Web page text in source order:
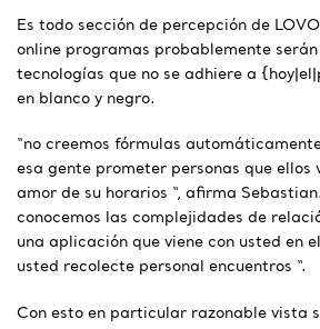
Es todo sección de percepción de
online programas probablemente serán
tecnologías que no se adhiere a
en blanco y negro.
“no creemos fórmulas
esa gente prometer personas que ellos
amor de su horarios “, afirma
conocemos las complejidades de
una aplicación que viene con usted en
usted recolecte personal encuentros “.
Con esto en particular razonable vista